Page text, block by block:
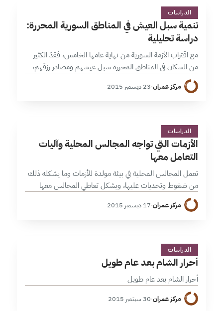
ت1 دقائق
الدراسات
تنمية سبل العيش في المناطق السورية المحررة:
دراسة تحليلية
مع اقتراب الأزمة السورية من نهاية عامها الخامس، فقدَ الكثير
من السكان في المناطق المحررة سبل عيشهم ومصادر رزقهم،
مما أسهم في الارتفاع الكبير لمعدلات الفقر والبطالة وتزايد
الاعتماد على…
مركز عمران·23 ديسمبر 2015
ا1 دقائق
الدراسات
الأزمات التي تواجه المجالس المحلية وآليات
التعامل معها
تعمل المجالس المحلية في بيئة مولدة للأزمات وما يشكله ذلك
من ضغوط وتحديات عليها، ويشكل تعاطي المجالس معها
اختبار لمدى نجاحها في تشكيل هياكل حوكمة قادرة على ملئ
الفراغ الخدمي…
مركز عمران·17 ديسمبر 2015
أ2 دقائق
الدراسات
أحرار الشام بعد عام طويل
أحرار الشام بعد عام طويل
مركز عمران·30 سبتمبر 2015